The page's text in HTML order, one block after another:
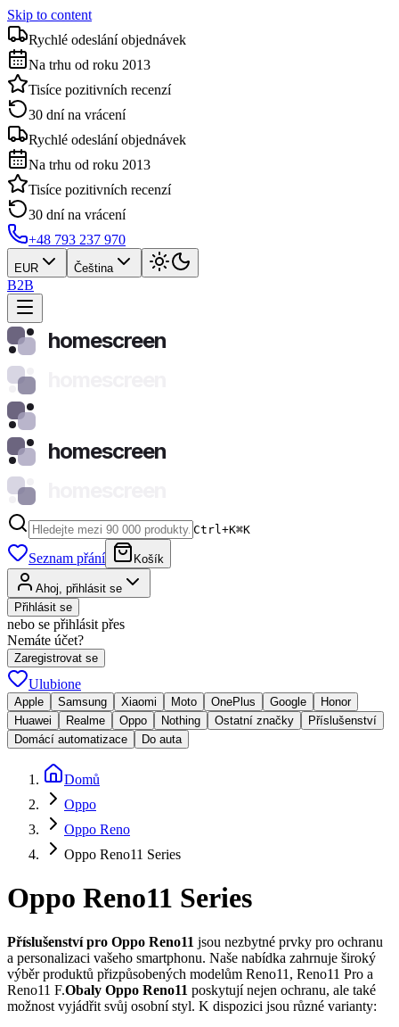
Skip to content
Rychlé odeslání objednávek
Na trhu od roku 2013
Tisíce pozitivních recenzí
30 dní na vrácení
Rychlé odeslání objednávek
Na trhu od roku 2013
Tisíce pozitivních recenzí
30 dní na vrácení
+48 793 237 970
EUR Čeština
B2B
homescreen
homescreen
Ctrl+K⌘K
Seznam přání Košík
Ahoj, přihlásit se
Přihlásit se
nebo se přihlásit přes
Nemáte účet?
Zaregistrovat se
Ulubione
Apple Samsung Xiaomi Moto OnePlus Google
Honor
Huawei
Realme Oppo Nothing Ostatní značky
Příslušenství
Domácí automatizace
Do auta
Domů
Oppo
Oppo Reno
Oppo Reno11 Series
Oppo Reno11 Series
Příslušenství pro Oppo Reno11 jsou nezbytné prvky pro ochranu
a personalizaci vašeho smartphonu. Naše nabídka zahrnuje široký
výběr produktů přizpůsobených modelům Reno11, Reno11 Pro a
Reno11 F.Obaly Oppo Reno11 poskytují nejen ochranu, ale také
možnost vyjádřit svůj osobní styl. K dispozici jsou různé varianty: